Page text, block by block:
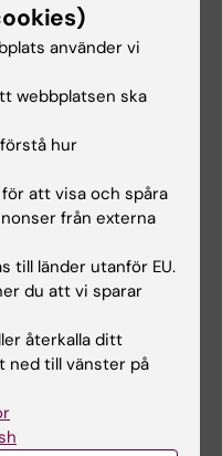
på denna sida?
använder vi
webbplatsen ska
hur
för att visa och spåra
från externa
till länder utanför EU.
du att vi sparar
återkalla ditt
ned till vänster på